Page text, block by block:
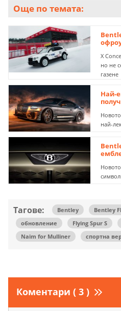
Още по темата:
X
но не
газене
Най-
най-
Тагове: Bentley Bentley
обновление
Flying Spur S
Naim for Mulliner
спортна
Коментари ( 3 )